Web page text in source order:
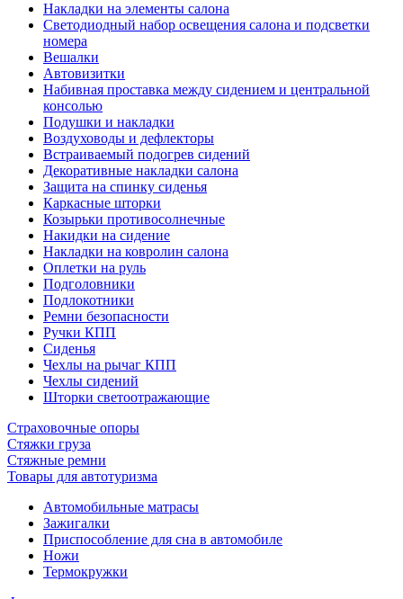
Накладки на элементы салона
Светодиодный набор освещения салона и подсветки
номера
Вешалки
Автовизитки
Набивная проставка между сидением и центральной
консолью
Подушки и накладки
Воздуховоды и дефлекторы
Встраиваемый подогрев сидений
Декоративные накладки салона
Защита на спинку сиденья
Каркасные шторки
Козырьки противосолнечные
Накидки на сидение
Накладки на ковролин салона
Оплетки на руль
Подголовники
Подлокотники
Ремни безопасности
Ручки КПП
Сиденья
Чехлы на рычаг КПП
Чехлы сидений
Шторки светоотражающие
Страховочные опоры
Стяжки груза
Стяжные ремни
Товары для автотуризма
Автомобильные матрасы
Зажигалки
Приспособление для сна в автомобиле
Ножи
Термокружки